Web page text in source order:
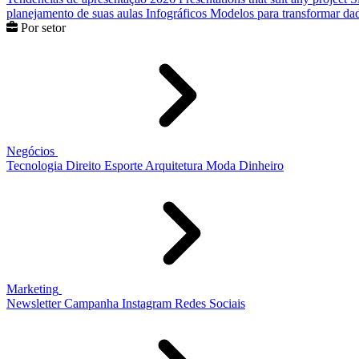
planejamento de suas aulas Infográficos Modelos para transformar
Por setor
Negócios
Tecnologia Direito Esporte Arquitetura Moda Dinheiro
Marketing
Newsletter Campanha Instagram Redes Sociais